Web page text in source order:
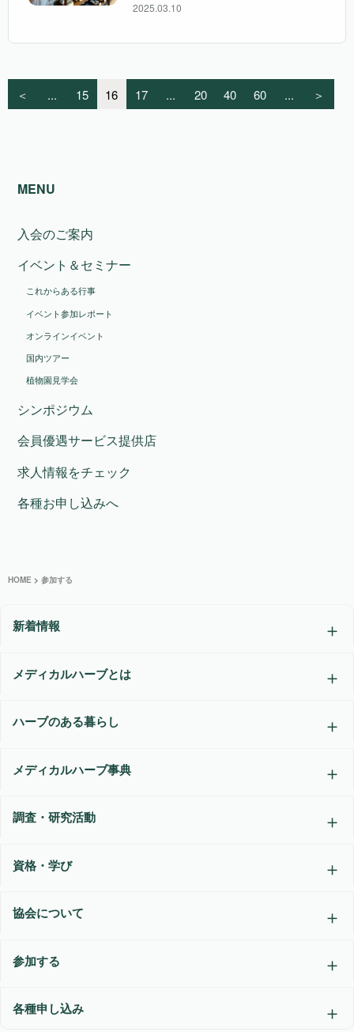
2025.03.10
＜ ... 15 16 17 ... 20 40 60 ... ＞
MENU
入会のご案内
イベント＆セミナー
これからある行事
イベント参加レポート
オンラインイベント
国内ツアー
植物園見学会
シンポジウム
会員優遇サービス提供店
求人情報をチェック
各種お申し込みへ
HOME > 参加する
新着情報
メディカルハーブとは
ハーブのある暮らし
メディカルハーブ事典
調査・研究活動
資格・学び
協会について
参加する
各種申し込み